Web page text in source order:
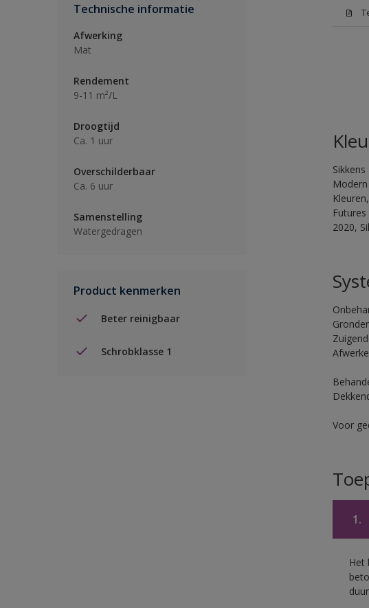
Technische informatie
Afwerking
Mat
Rendement
9-11 m²/L
Droogtijd
Ca. 1 uur
Overschilderbaar
Ca. 6 uur
Samenstelling
Watergedragen
Product kenmerken
Beter reinigbaar
Schrobklasse 1
2020,
Voor
1.
Het